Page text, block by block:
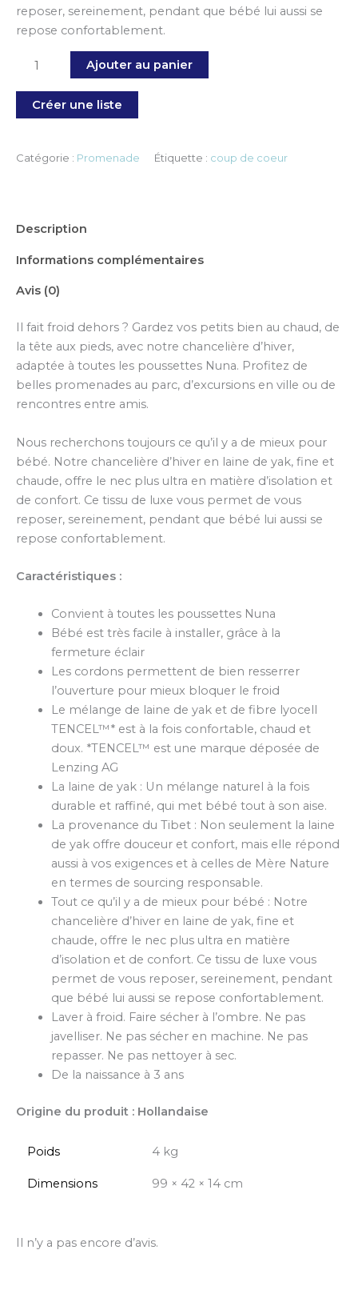
reposer, sereinement, pendant que bébé lui aussi se
repose confortablement.
Ajouter au panier
Créer une liste
Catégorie : Promenade Étiquette : coup de coeur
Description
Informations complémentaires
Avis (0)
Il fait froid dehors ? Gardez vos petits bien au chaud, de
la tête aux pieds, avec notre chancelière d’hiver,
adaptée à toutes les poussettes Nuna. Profitez de
belles promenades au parc, d’excursions en ville ou de
rencontres entre amis.
Nous recherchons toujours ce qu’il y a de mieux pour
bébé. Notre chancelière d’hiver en laine de yak, fine et
chaude, offre le nec plus ultra en matière d’isolation et
de confort. Ce tissu de luxe vous permet de vous
reposer, sereinement, pendant que bébé lui aussi se
repose confortablement.
Caractéristiques :
Convient à toutes les poussettes Nuna
Bébé est très facile à installer, grâce à la
fermeture éclair
Les cordons permettent de bien resserrer
l’ouverture pour mieux bloquer le froid
Le mélange de laine de yak et de fibre lyocell
TENCEL™* est à la fois confortable, chaud et
doux. *TENCEL™ est une marque déposée de
Lenzing AG
La laine de yak : Un mélange naturel à la fois
durable et raffiné, qui met bébé tout à son aise.
La provenance du Tibet : Non seulement la laine
de yak offre douceur et confort, mais elle répond
aussi à vos exigences et à celles de Mère Nature
en termes de sourcing responsable.
Tout ce qu’il y a de mieux pour bébé : Notre
chancelière d’hiver en laine de yak, fine et
chaude, offre le nec plus ultra en matière
d’isolation et de confort. Ce tissu de luxe vous
permet de vous reposer, sereinement, pendant
que bébé lui aussi se repose confortablement.
Laver à froid. Faire sécher à l’ombre. Ne pas
javelliser. Ne pas sécher en machine. Ne pas
repasser. Ne pas nettoyer à sec.
De la naissance à 3 ans
Origine du produit : Hollandaise
Poids 4 kg
Dimensions 99 × 42 × 14 cm
Il n’y a pas encore d’avis.